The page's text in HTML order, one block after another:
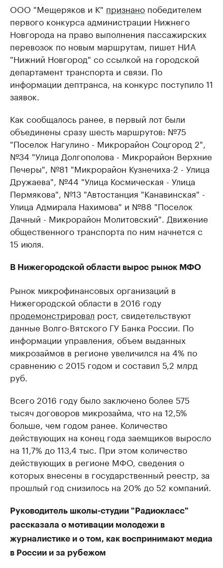
ООО "Мещеряков и К" признано победителем
первого конкурса администрации Нижнего
Новгорода на право выполнения пассажирских
перевозок по новым маршрутам, пишет НИА
"Нижний Новгород" со ссылкой на городской
департамент транспорта и связи. По
информации дептранса, на конкурс поступило 11
заявок.
Как сообщалось ранее, в первый лот были
объединены сразу шесть маршрутов: №75
"Поселок Нагулино - Микрорайон Соцгород 2",
№34 "Улица Долгополова - Микрорайон Верхние
Печеры", №81 "Микрорайон Кузнечиха-2 - Улица
Дружаева", №44 "Улица Космическая - Улица
Пермякова", №13 "Автостанция "Канавинская" -
Улица Адмирала Нахимова" и №88 "Поселок
Дачный - Микрорайон Молитовский". Движение
общественного транспорта по ним начнется с
15 июля.
В Нижегородской области вырос рынок МФО
Рынок микрофинансовых организаций в
Нижегородской области в 2016 году
продемонстрировал рост, свидетельствуют
данные Волго-Вятского ГУ Банка России. По
информации управления, объем выданных
микрозаймов в регионе увеличился на 4% по
сравнению с 2015 годом и составил 5,2 млрд
руб.
Всего 2016 году было заключено более 575
тысяч договоров микрозайма, что на 12,5%
больше, чем годом ранее. Количество
действующих на конец года заемщиков выросло
на 11,7% до 113,4 тыс. При этом количество
действующих в регионе МФО, сведения о
которых внесены в государственный реестр, за
прошлый год снизилось на 20% до 52 компаний.
Руководитель школы-студии "Радиокласс"
рассказала о мотивации молодежи в
журналистике и о том, как воспринимают медиа
в России и за рубежом